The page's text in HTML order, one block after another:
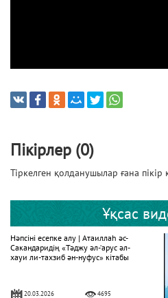
Пікірлер (0)
Тіркелген қолданушылар ғана
Ұқсас
Нәпсіні есепке алу | Атаиллаһ әс-
Сакандаридің «Тәджу әл-‘арус әл-
хауи ли-тахзиб ән-нуфус» кітабы
20.03.2026 4695